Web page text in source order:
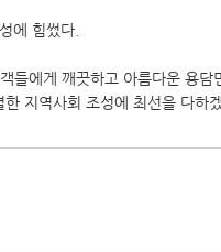
에 힘썼다.
들에게 깨끗하고 아름다운 용담
지역사회 조성에 최선을 다하